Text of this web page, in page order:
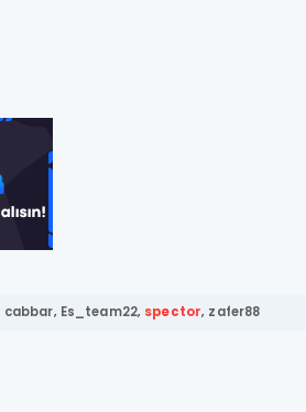
cabbar, Es_team22, spector, zafer88